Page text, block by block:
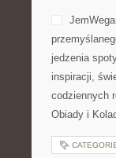
jedzenia
inspiracji,
codziennych
Obiady i